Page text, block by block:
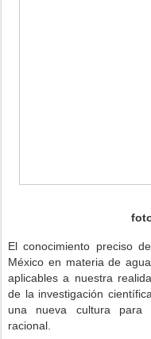
El conocimiento preciso
México en materia de
aplicables a nuestra
de la investigación
una nueva cultura para
racional.